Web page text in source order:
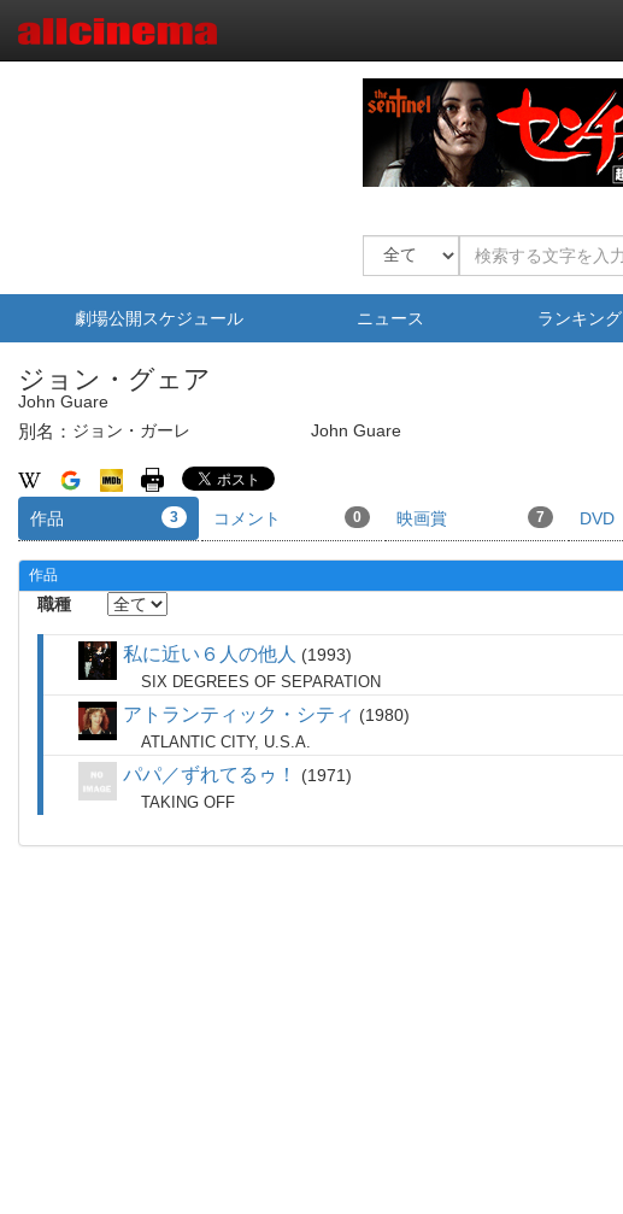
劇場公開スケジュール ニュース ランキング
ジョン・グェア
John Guare
別名： ジョン・ガーレ John Guare
作品 3 コメント 0 映画賞 7 DVD
作品
職種
私に近い６人の他人 1993
SIX DEGREES OF SEPARATION
アトランティック・シティ 1980
ATLANTIC CITY, U.S.A.
パパ／ずれてるゥ！ 1971
TAKING OFF